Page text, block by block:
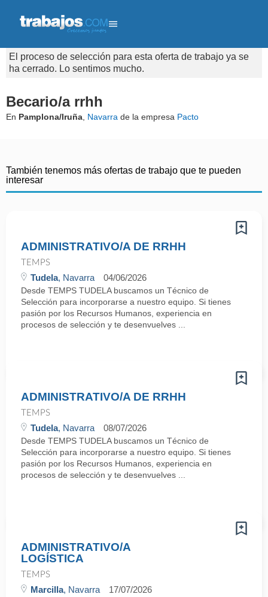
El proceso de selección para esta oferta de trabajo ya se
ha cerrado. Lo sentimos mucho.
Becario/a rrhh
En Pamplona/Iruña Navarra de la empresa Pacto
También tenemos más ofertas de trabajo que te pueden
interesar
ADMINISTRATIVO/A DE RRHH
TEMPS
Tudela, Navarra 04/06/2026
Desde TEMPS TUDELA buscamos un Técnico de
Selección para incorporarse a nuestro equipo. Si tienes
pasión por los Recursos Humanos, experiencia en
procesos de selección y te desenvuelves ...
ADMINISTRATIVO/A DE RRHH
TEMPS
Tudela, Navarra 08/07/2026
Desde TEMPS TUDELA buscamos un Técnico de
Selección para incorporarse a nuestro equipo. Si tienes
pasión por los Recursos Humanos, experiencia en
procesos de selección y te desenvuelves ...
ADMINISTRATIVO/A
LOGÍSTICA
TEMPS
Marcilla, Navarra 17/07/2026